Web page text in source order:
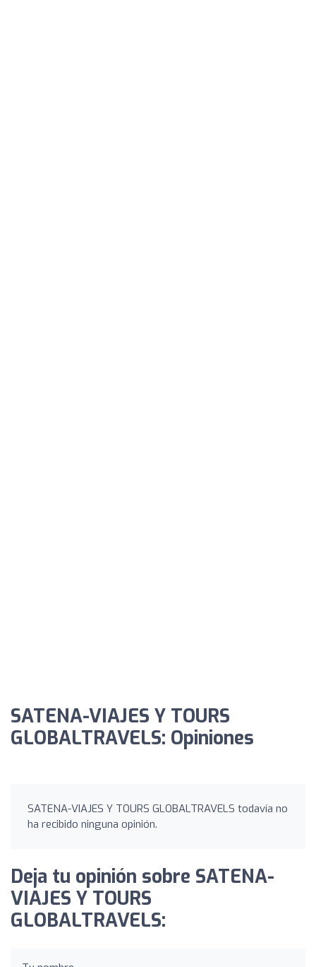
SATENA-VIAJES Y TOURS
GLOBALTRAVELS: Opiniones
SATENA-VIAJES Y TOURS GLOBALTRAVELS todavía no
ha recibido ninguna opinión.
Deja tu opinión sobre SATENA-
VIAJES Y TOURS
GLOBALTRAVELS: